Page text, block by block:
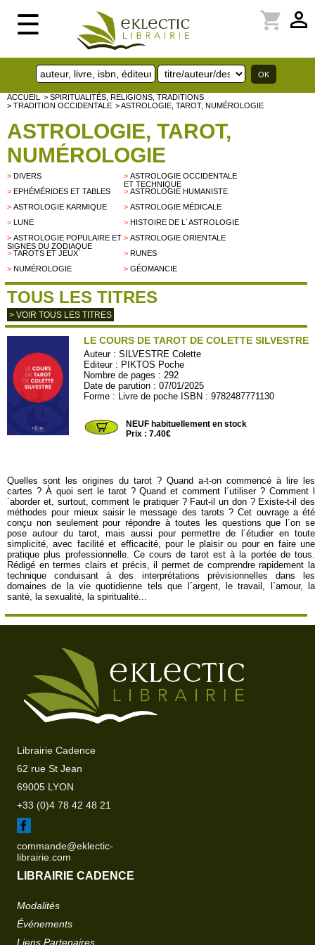
☰ perm_identity
shopping_cart
ACCUEIL
> SPIRITUALITÉS, RELIGIONS, TRADITIONS
> TRADITION OCCIDENTALE > ASTROLOGIE, TAROT, NUMÉROLOGIE
ASTROLOGIE, TAROT,
NUMÉROLOGIE
> DIVERS >ASTROLOGIE OCCIDENTALE
ET TECHNIQUE
> EPHÉMÉRIDES ET TABLES >ASTROLOGIE HUMANISTE
> ASTROLOGIE KARMIQUE >ASTROLOGIE MÉDICALE
> LUNE >HISTOIRE DE L´ASTROLOGIE
> ASTROLOGIE POPULAIRE ET
SIGNES DU ZODIAQUE
>ASTROLOGIE ORIENTALE
> TAROTS ET JEUX >RUNES
> NUMÉROLOGIE >GÉOMANCIE
TOUS LES TITRES
> VOIR TOUS LES TITRES
LE COURS DE TAROT DE COLETTE SILVESTRE
Auteur :SILVESTRE Colette
Editeur : PIKTOS Poche
Nombre de pages : 292
Date de parution : 07/01/2025
Forme : Livre de poche ISBN : 9782487771130
NEUF habituellement en stock
Prix : 7.40€
Quelles sont les origines du tarot ? Quand a-t-on commencé à lire les
cartes ? À quoi sert le tarot ? Quand et comment l´utiliser ? Comment l
´aborder et, surtout, comment le pratiquer ? Faut-il un don ? Existe-t-il des
méthodes pour mieux saisir le message des tarots ? Cet ouvrage a été
conçu non seulement pour répondre à toutes les questions que l´on se
pose autour du tarot, mais aussi pour permettre de l´étudier en toute
simplicité, avec facilité et efficacité, pour le plaisir ou pour en faire une
pratique plus professionnelle. Ce cours de tarot est à la portée de tous.
Rédigé en termes clairs et précis, il permet de comprendre rapidement la
technique conduisant à des interprétations prévisionnelles dans les
domaines de la vie quotidienne tels que l´argent, le travail, l´amour, la
santé, la sexualité, la spiritualité...
Librairie Cadence
62 rue St Jean
69005 LYON
+33 (0)4 78 42 48 21
commande@eklectic-
librairie.com
LIBRAIRIE CADENCE
Modalités
Événements
Liens Partenaires